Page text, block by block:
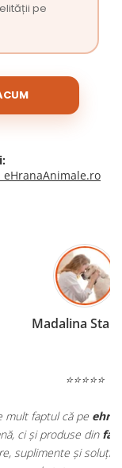
pe
eHranaAnimale.ro
găsesc nu
veterinară:
Este foarte